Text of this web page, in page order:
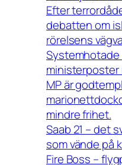
Efter
debatten om
rörelsens
ministerposter
MP är
mindre frihet.
Saab 21 – det
som vände på
Fire Boss –